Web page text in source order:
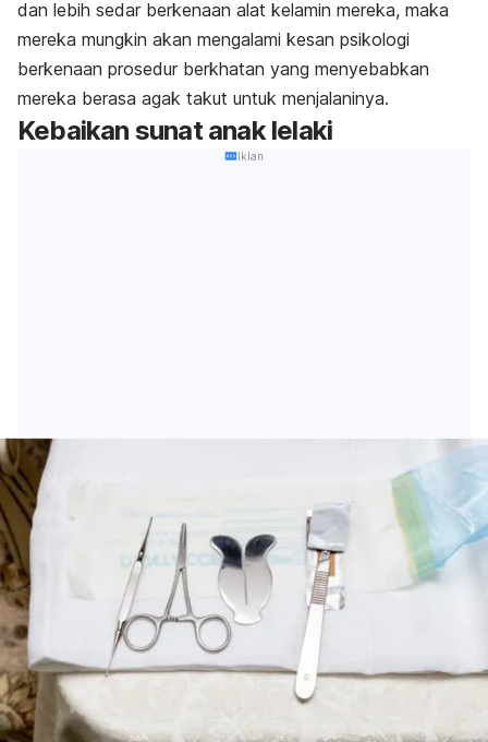
dan lebih sedar berkenaan alat kelamin mereka, maka
mereka mungkin akan mengalami kesan psikologi
berkenaan prosedur berkhatan yang menyebabkan
mereka berasa agak takut untuk menjalaninya.
Kebaikan sunat anak lelaki
Iklan